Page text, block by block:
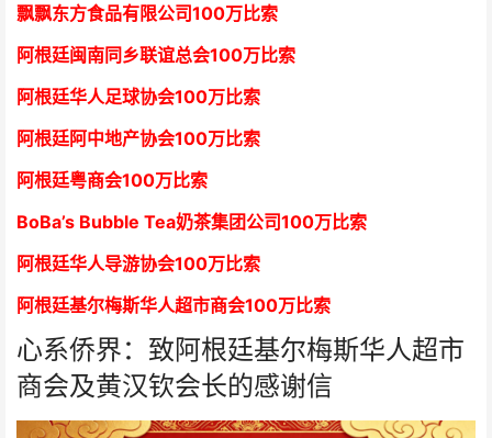
飘飘东方食品有限公司100万比索
阿根廷闽南同乡联谊总会100万比索
阿根廷华人足球协会100万比索
阿根廷阿中地产协会100万比索
阿根廷粤商会100万比索
BoBa’s Bubble Tea奶茶集团公司100万比索
阿根廷华人导游协会100万比索
阿根廷基尔梅斯华人超市商会100万比索
心系侨界：致阿根廷基尔梅斯华人超市
商会及黄汉钦会长的感谢信